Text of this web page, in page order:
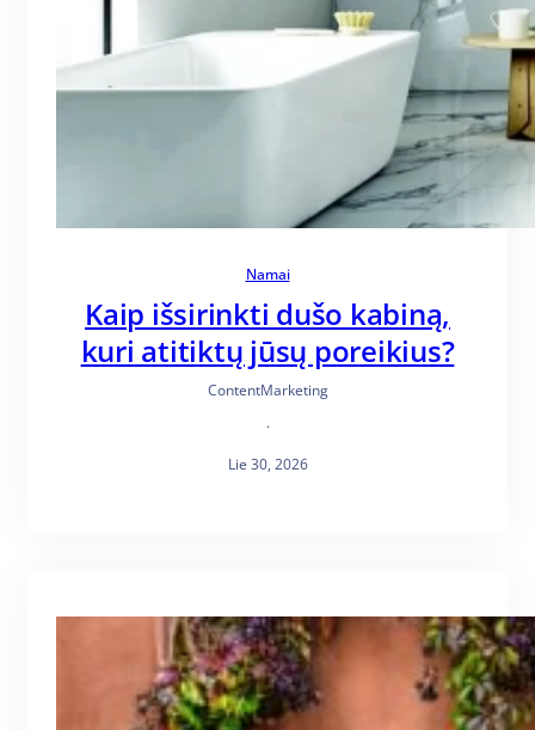
Namai
Kaip išsirinkti dušo kabiną,
kuri atitiktų jūsų poreikius?
ContentMarketing
·
Lie 30, 2026